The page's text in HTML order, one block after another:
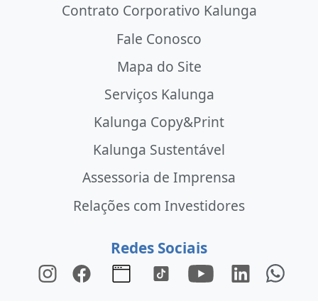
Contrato Corporativo Kalunga
Fale Conosco
Mapa do Site
Serviços Kalunga
Kalunga Copy&Print
Kalunga Sustentável
Assessoria de Imprensa
Relações com Investidores
Redes Sociais